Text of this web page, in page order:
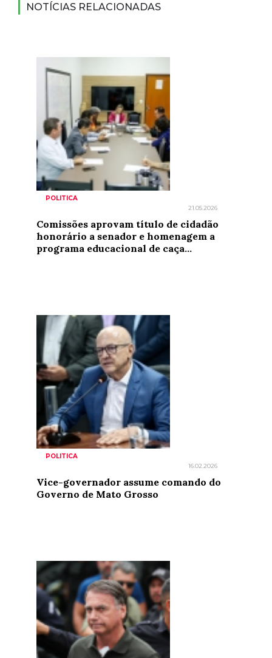
NOTÍCIAS RELACIONADAS
POLITICA
21.05.2026
Comissões aprovam título de cidadão
honorário a senador e homenagem a
programa educacional de caça...
POLITICA
16.02.2026
Vice-governador assume comando do
Governo de Mato Grosso